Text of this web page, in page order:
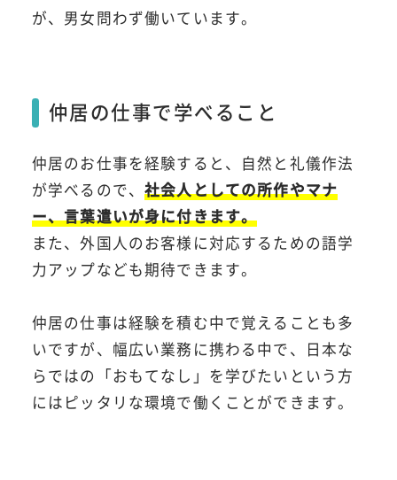
が、男女問わず働いています。
仲居の仕事で学べること
仲居のお仕事を経験すると、自然と礼儀作法
が学べるので、社会人としての所作やマナ
ー、言葉遣いが身に付きます。
また、外国人のお客様に対応するための語学
力アップなども期待できます。
仲居の仕事は経験を積む中で覚えることも多
いですが、幅広い業務に携わる中で、日本な
らではの「おもてなし」を学びたいという方
にはピッタリな環境で働くことができます。